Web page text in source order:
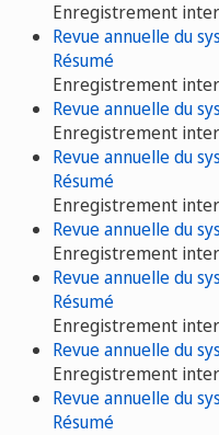
Enregistrement
Revue annuelle du
Résumé
Enregistrement
Revue annuelle du
Enregistrement
Revue annuelle du
Résumé
Enregistrement
Revue annuelle du
Enregistrement
Revue annuelle du
Résumé
Enregistrement
Revue annuelle du
Enregistrement
Revue annuelle du
Résumé